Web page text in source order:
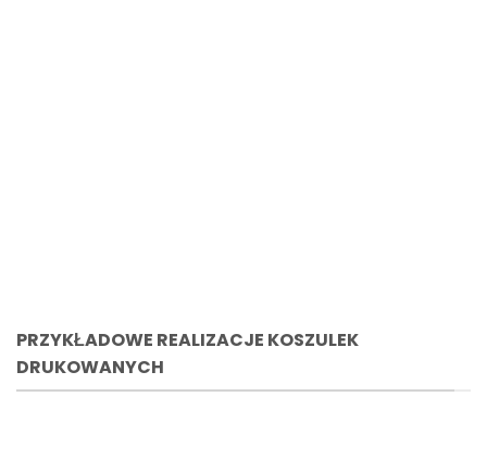
PRZYKŁADOWE REALIZACJE KOSZULEK
DRUKOWANYCH